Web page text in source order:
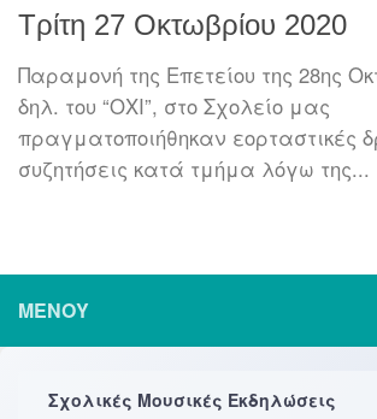
Τρίτη 27 Οκτωβρίου 2020
Παραμονή της Επετείου της 28ης
δηλ. του “ΟΧΙ”, στο Σχολείο μας
πραγματοποιήθηκαν εορταστικές
συζητήσεις κατά τμήμα λόγω της...
ΜΕΝΟΎ
Σχολικές Μουσικές Εκδηλώσεις